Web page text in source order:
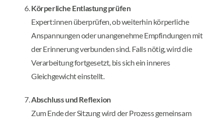
Körperliche Entlastung prüfen
Expert:innen überprüfen, ob weiterhin körperliche
Anspannungen oder unangenehme Empfindungen mit
der Erinnerung verbunden sind. Falls nötig, wird die
Verarbeitung fortgesetzt, bis sich ein inneres
Gleichgewicht einstellt.
Abschluss und Reflexion
Zum Ende der Sitzung wird der Prozess gemeinsam